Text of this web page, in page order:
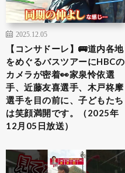
2025.12.05
【コンサドーレ】🚌道内各地
をめぐるバスツアーにHBCの
カメラが密着👀家泉怜依選
手、近藤友喜選手、木戸柊摩
選手を目の前に、子どもたち
は笑顔満開です。（2025年
12月05日放送）